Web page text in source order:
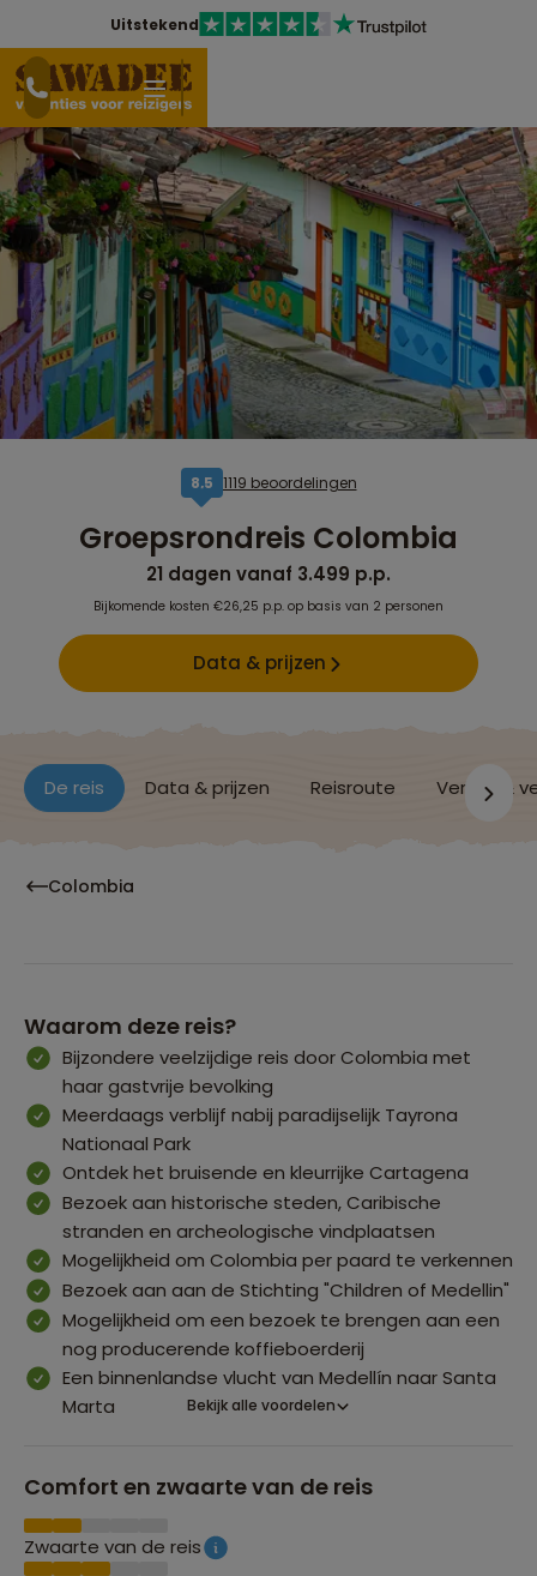
Uitstekend
8,5 1119 beoordelingen
Groepsrondreis Colombia
21 dagen vanaf 3.499 p.p.
Bijkomende kosten €26,25 p.p. op basis van 2 personen
Data & prijzen
De reis Data & prijzen Reisroute Verblijf &
Colombia
Waarom deze reis?
Bijzondere veelzijdige reis door Colombia met
haar gastvrije bevolking
Meerdaags verblijf nabij paradijselijk Tayrona
Nationaal Park
Ontdek het bruisende en kleurrijke Cartagena
Bezoek aan historische steden, Caribische
stranden en archeologische vindplaatsen
Mogelijkheid om Colombia per paard te verkennen
Bezoek aan aan de Stichting "Children of Medellin"
Mogelijkheid om een bezoek te brengen aan een
nog producerende koffieboerderij
Een binnenlandse vlucht van Medellín naar Santa
Marta
Bekijk alle voordelen
Comfort en zwaarte van de reis
Zwaarte van de reis